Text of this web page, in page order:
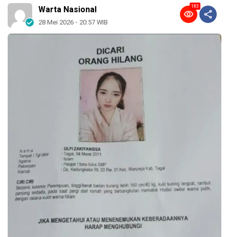
Warta Nasional
28 Mei 2026 - 20:57 WIB
183